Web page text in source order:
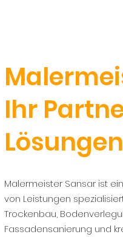
Ihr
Lösungen
Malermeister Sansar ist
von Leistungen
Trockenbau,
Fassadensanierung und